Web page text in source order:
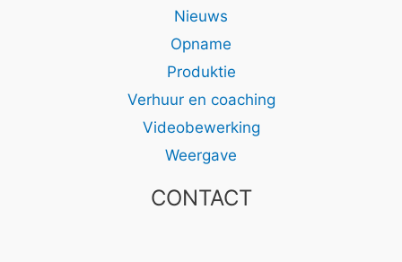
Nieuws
Opname
Produktie
Verhuur en coaching
Videobewerking
Weergave
CONTACT